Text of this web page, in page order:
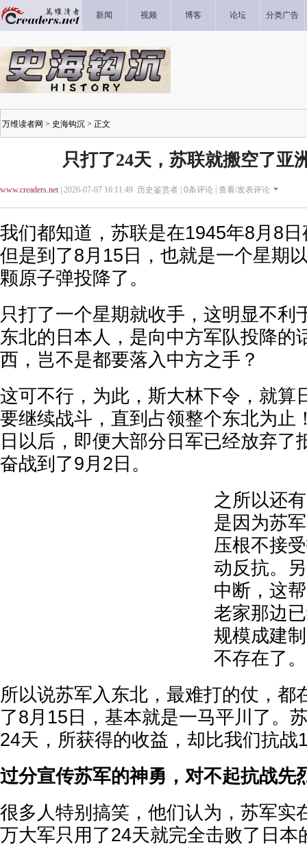
新闻 视频 博客 论坛 分类广告
万维读者网 > 史海钩沉 > 正文
只打了24天，苏联就搬空了亚
www.creaders.net| 2026-07-07 16:11:49 历史鉴赏者 | 0条评论 | 查看/发表评论
我们都知道，苏联是在1945年8月8
但是到了8月15日，也就是一个星期
颗原子弹投降了。
只打了一个星期就收手，这明显不利
东北的日本人，是向中方军队投降的
西，岂不是都要落入中方之手？
这可不行，为此，斯大林下令，就算
要继续战斗，直到占领整个东北为止
日以后，即便大部分日军已经放弃了
奋战到了9月2日。
之所以还
是因为苏
压根不接
动反抗。
中断，这
老家那边
规模成建
不存在了。
所以说苏军入东北，最难打的仗，都
了8月15日，基本就是一马平川了。
24天，所获得的收益，却比我们抗战
过分宣传苏军的神勇，对不起抗战先
很多人特别搞笑，他们认为，苏军实
万大军只用了24天就完全击败了日本